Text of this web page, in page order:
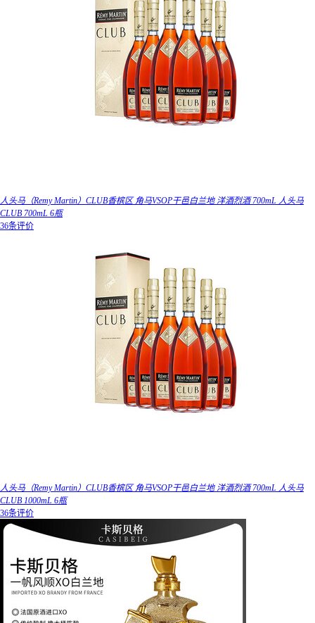
人头马（Remy Martin）CLUB香槟区 角马VSOP干邑白兰地 洋酒烈酒 700mL 人头马
CLUB 700mL 6瓶
36条评价
人头马（Remy Martin）CLUB香槟区 角马VSOP干邑白兰地 洋酒烈酒 700mL 人头马
CLUB 1000mL 6瓶
36条评价